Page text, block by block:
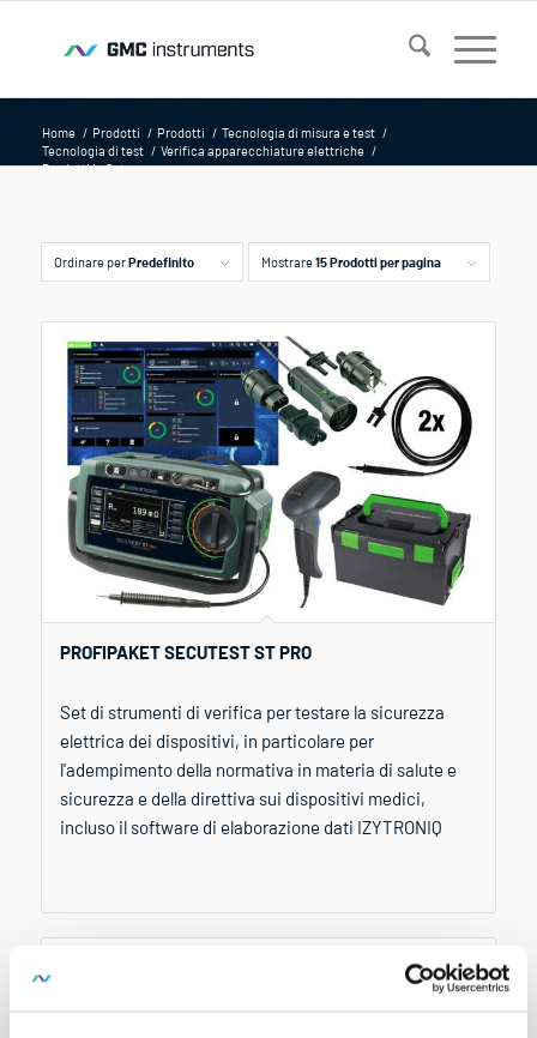
Home / Prodotti / Prodotti / Tecnologia di misura e test /
Tecnologia di test / Verifica apparecchiature elettriche /
Prodotti in Set
Ordinare perPredefinito Mostrare15 Prodotti per pagina
PROFIPAKET SECUTEST ST PRO
Set di strumenti di verifica per testare la sicurezza
elettrica dei dispositivi, in particolare per
l'adempimento della normativa in materia di salute e
sicurezza e della direttiva sui dispositivi medici,
incluso il software di elaborazione dati IZYTRONIQ